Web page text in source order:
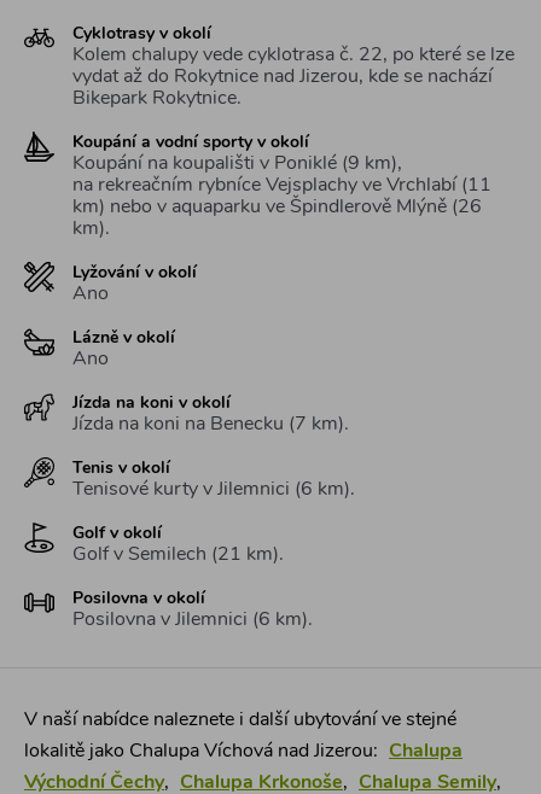
Cyklotrasy v okolí
Kolem chalupy vede cyklotrasa č. 22, po které se lze
vydat až do Rokytnice nad Jizerou, kde se nachází
Bikepark Rokytnice.
Koupání a vodní sporty v okolí
Koupání na koupališti v Poniklé (9 km),
na rekreačním rybníce Vejsplachy ve Vrchlabí (11
km) nebo v aquaparku ve Špindlerově Mlýně (26
km).
Lyžování v okolí
Ano
Lázně v okolí
Ano
Jízda na koni v okolí
Jízda na koni na Benecku (7 km).
Tenis v okolí
Tenisové kurty v Jilemnici (6 km).
Golf v okolí
Golf v Semilech (21 km).
Posilovna v okolí
Posilovna v Jilemnici (6 km).
V naší nabídce naleznete i další ubytování ve stejné
lokalitě jako Chalupa Víchová nad Jizerou:
Chalupa
Východní Čechy, Chalupa Krkonoše, Chalupa Semily,